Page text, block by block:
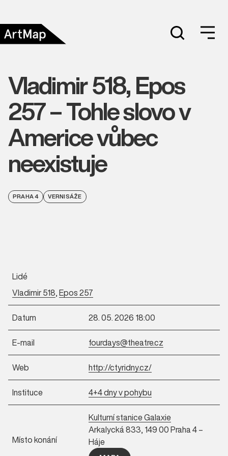
Vladimir 518, Epos
257 – Tohle slovo v
Americe vůbec
neexistuje
PRAHA 4 VERNISÁŽE
Lidé
Vladimir 518,Epos 257
Datum 28. 05. 2026 18:00
E-mail fourdays@theatre.cz
Web http://ctyridny.cz/
Instituce 4+4 dny v pohybu
Místo konání
Kulturní stanice Galaxie
Arkalycká 833, 149 00 Praha 4 –
Háje